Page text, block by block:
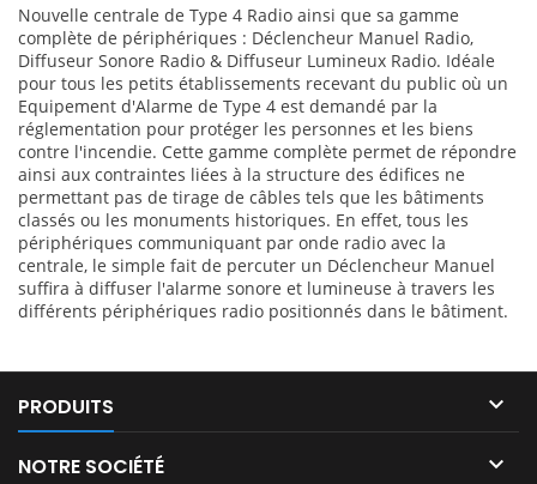
Nouvelle centrale de Type 4 Radio ainsi que sa gamme
complète de périphériques : Déclencheur Manuel Radio,
Diffuseur Sonore Radio & Diffuseur Lumineux Radio. Idéale
pour tous les petits établissements recevant du public où un
Equipement d'Alarme de Type 4 est demandé par la
réglementation pour protéger les personnes et les biens
contre l'incendie. Cette gamme complète permet de répondre
ainsi aux contraintes liées à la structure des édifices ne
permettant pas de tirage de câbles tels que les bâtiments
classés ou les monuments historiques. En effet, tous les
périphériques communiquant par onde radio avec la
centrale, le simple fait de percuter un Déclencheur Manuel
suffira à diffuser l'alarme sonore et lumineuse à travers les
différents périphériques radio positionnés dans le bâtiment.
PRODUITS 
NOTRE SOCIÉTÉ 